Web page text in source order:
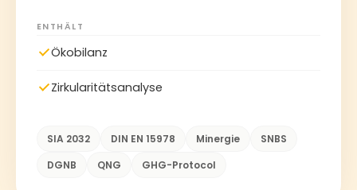
ENTHÄLT
Ökobilanz
Zirkularitätsanalyse
SIA 2032 DIN EN 15978 Minergie
SNBS
DGNB
QNG GHG-Protocol